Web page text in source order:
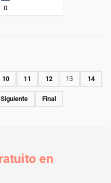
0
10 11 12 13 14
Siguiente Final
en